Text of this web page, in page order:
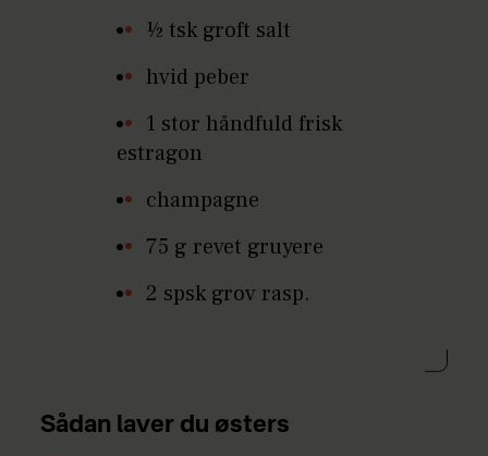
½ tsk groft salt
hvid peber
1 stor håndfuld frisk
estragon
champagne
75 g revet gruyere
2 spsk grov rasp.
Sådan laver du østers